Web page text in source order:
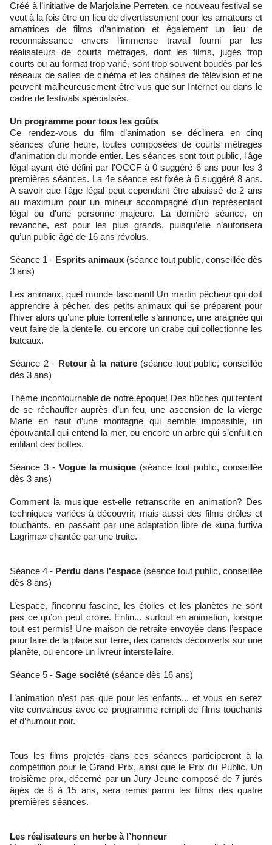
Créé à l’initiative de Marjolaine Perreten, ce nouveau festival se
veut à la fois être un lieu de divertissement pour les amateurs et
amatrices de films d’animation et également un lieu de
reconnaissance envers l’immense travail fourni par les
réalisateurs de courts métrages, dont les films, jugés trop
courts ou au format trop varié, sont trop souvent boudés par les
réseaux de salles de cinéma et les chaînes de télévision et ne
peuvent malheureusement être vus que sur Internet ou dans le
cadre de festivals spécialisés.
Un programme pour tous les goûts
Ce rendez-vous du film d’animation se déclinera en cinq
séances d’une heure, toutes composées de courts métrages
d’animation du monde entier. Les séances sont tout public, l'âge
légal ayant été défini par l'OCCF à 0 suggéré 6 ans pour les 3
premières séances. La 4e séance est fixée à 6 suggéré 8 ans.
A savoir que l'âge légal peut cependant être abaissé de 2 ans
au maximum pour un mineur accompagné d'un représentant
légal ou d'une personne majeure. La dernière séance, en
revanche, est pour les plus grands, puisqu’elle n’autorisera
qu’un public âgé de 16 ans révolus.
Séance 1 - Esprits animaux (séance tout public, conseillée dès
3 ans)
Les animaux, quel monde fascinant! Un martin pêcheur qui doit
apprendre à pêcher, des petits animaux qui se préparent pour
l’hiver alors qu’une pluie torrentielle s’annonce, une araignée qui
veut faire de la dentelle, ou encore un crabe qui collectionne les
bateaux.
Séance 2 - Retour à la nature(séance tout public, conseillée
dès 3 ans)
Thème incontournable de notre époque! Des bûches qui tentent
de se réchauffer auprès d’un feu, une ascension de la vierge
Marie en haut d’une montagne qui semble impossible, un
épouvantail qui entend la mer, ou encore un arbre qui s’enfuit en
enfilant des bottes.
Séance 3 - Vogue la musique (séance tout public, conseillée
dès 3 ans)
Comment la musique est-elle retranscrite en animation? Des
techniques variées à découvrir, mais aussi des films drôles et
touchants, en passant par une adaptation libre de «una furtiva
Lagrima» chantée par une truite.
Séance 4 - Perdu dans l’espace (séance tout public, conseillée
dès 8 ans)
L’espace, l’inconnu fascine, les étoiles et les planètes ne sont
pas ce qu’on peut croire. Enfin... surtout en animation, lorsque
tout est permis! Une maison de retraite envoyée dans l’espace
pour faire de la place sur terre, des canards découverts sur une
planète, ou encore un livreur interstellaire.
Séance 5 - Sage société (séance dès 16 ans)
L’animation n’est pas que pour les enfants... et vous en serez
vite convaincus avec ce programme rempli de films touchants
et d’humour noir.
Tous les films projetés dans ces séances participeront à la
compétition pour le Grand Prix, ainsi que le Prix du Public. Un
troisième prix, décerné par un Jury Jeune composé de 7 jurés
âgés de 8 à 15 ans, sera remis parmi les films des quatre
premières séances.
Les réalisateurs en herbe à l’honneur